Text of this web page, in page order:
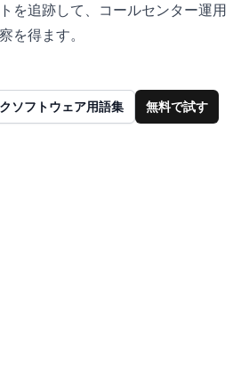
を追跡して、コールセンター運用
を得ます。
ソフトウェア用語集 無料で試す